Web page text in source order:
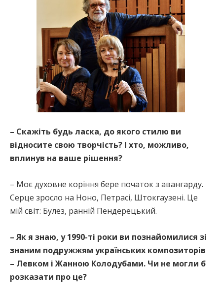
– Скажіть будь ласка, до якого стилю ви
відносите свою творчість? І хто, можливо,
вплинув на ваше рішення?
– Моє духовне коріння бере початок з авангарду.
Серце зросло на Ноно, Петрасі, Штокгаузені. Це
мій світ: Булез, ранній Пендерецький.
– Як я знаю, у 1990-ті роки ви познайомилися зі
знаним подружжям українських композиторів
– Левком і Жанною Колодубами. Чи не могли б
розказати про це?